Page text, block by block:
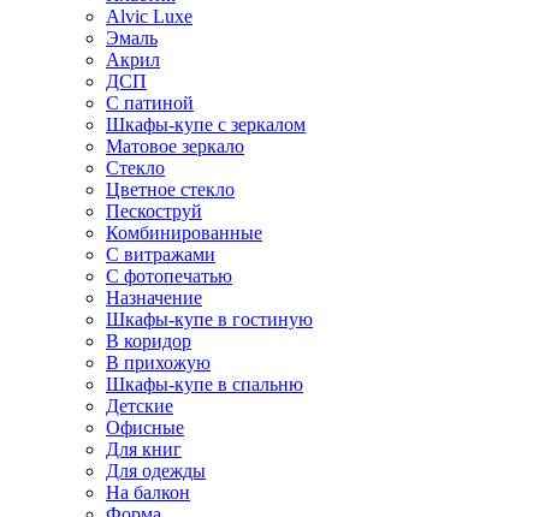
Alvic Luxe
Эмаль
Акрил
ДСП
С патиной
Шкафы-купе с зеркалом
Матовое зеркало
Стекло
Цветное стекло
Пескоструй
Комбинированные
С витражами
С фотопечатью
Назначение
Шкафы-купе в гостиную
В коридор
В прихожую
Шкафы-купе в спальню
Детские
Офисные
Для книг
Для одежды
На балкон